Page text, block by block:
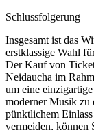
Schlussfolgerung
Insgesamt ist das
erstklassige Wahl
Der Kauf von
Neidaucha im
um eine
moderner Musik zu
pünktlichem
vermeiden, können